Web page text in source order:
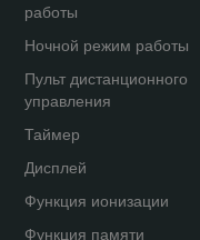
работы
Ночной режим работы
Пульт дистанционного
управления
Таймер
Дисплей
Функция ионизации
Функция памяти